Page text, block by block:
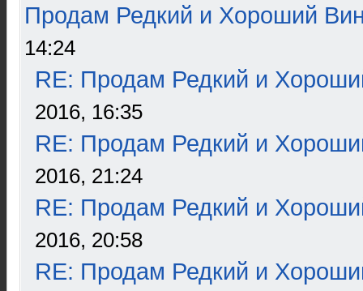
Продам Редкий и Хороший
14:24
RE: Продам Редкий и
2016, 16:35
RE: Продам Редкий и
2016, 21:24
RE: Продам Редкий и
2016, 20:58
RE: Продам Редкий и